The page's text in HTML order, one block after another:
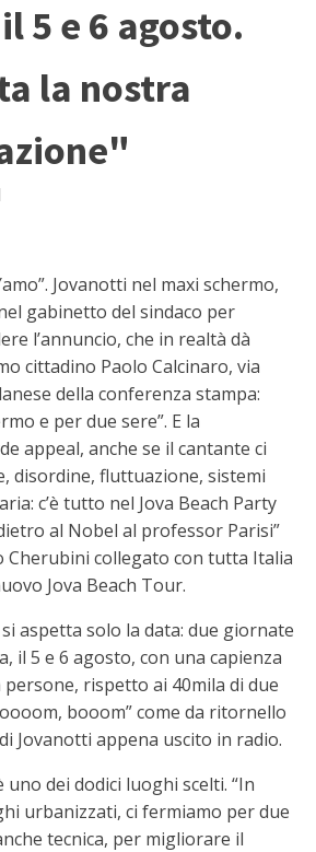
5 e 6 agosto.
la nostra
Jovanotti nel maxi schermo,
gabinetto del sindaco per
l’annuncio, che in realtà dà
cittadino Paolo Calcinaro, via
della conferenza stampa:
e per due sere”. E la
appeal, anche se il cantante ci
disordine, fluttuazione, sistemi
c’è tutto nel Jova Beach Party
al Nobel al professor Parisi”
collegato con tutta Italia
Jova Beach Tour.
aspetta solo la data: due giornate
il 5 e 6 agosto, con una capienza
persone, rispetto ai 40mila di due
booom” come da ritornello
Jovanotti appena uscito in radio.
uno dei dodici luoghi scelti. “In
urbanizzati, ci fermiamo per due
tecnica, per migliorare il